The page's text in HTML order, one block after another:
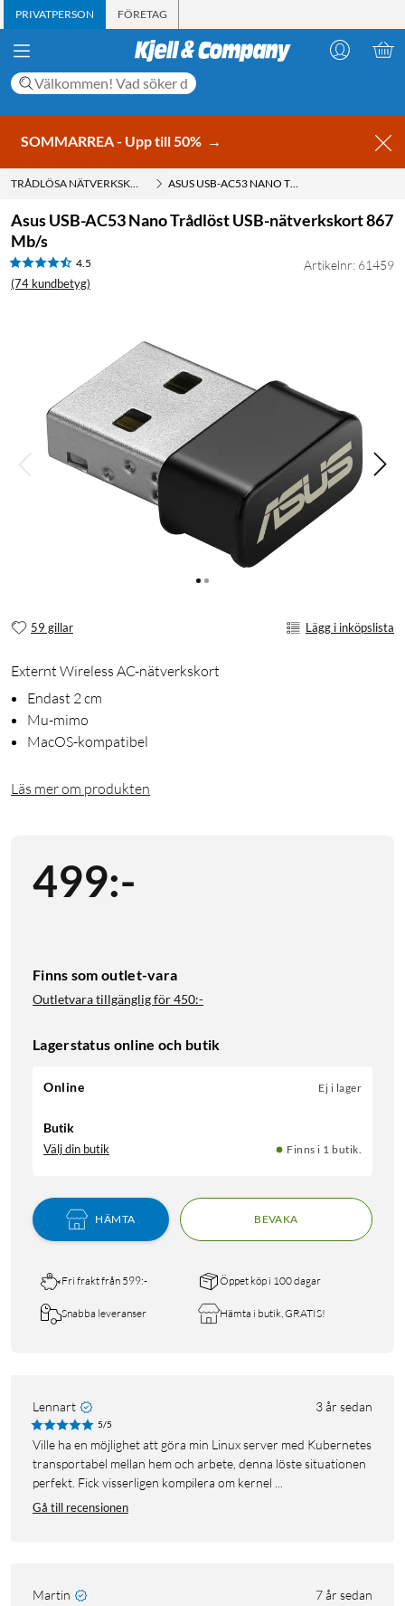
PRIVATPERSON FÖRETAG
SOMMARREA - Upp till 50% →
TRÅDLÖSA NÄTVERKSKORT ASUS USB-AC53 NANO TRÅDLÖST USB-NÄTVERKSKORT 867 MB/S
Asus USB-AC53 Nano Trådlöst USB-nätverkskort 867
Mb/s
4.5
(74 kundbetyg)
Artikelnr: 61459
59 gillar Lägg i inköpslista
Externt Wireless AC-nätverkskort
Endast 2 cm
Mu-mimo
MacOS-kompatibel
Läs mer om produkten
499:-
Finns som outlet-vara
Outletvara tillgänglig för450:-
Lagerstatus online och butik
Online Ej i lager
Butik
Välj din butik Finns i 1 butik.
HÄMTA BEVAKA
Fri frakt från 599:- Öppet köp i 100 dagar
Snabba leveranser Hämta i butik, GRATIS!
Lennart 3 år sedan
5/5
Ville ha en möjlighet att göra min Linux server med Kubernetes
transportabel mellan hem och arbete, denna löste situationen
perfekt. Fick visserligen kompilera om kernel ...
Gå till recensionen
Martin 7 år sedan